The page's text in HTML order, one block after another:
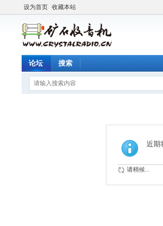
设为首页 收藏本站
论坛 搜索
近期
请稍候...